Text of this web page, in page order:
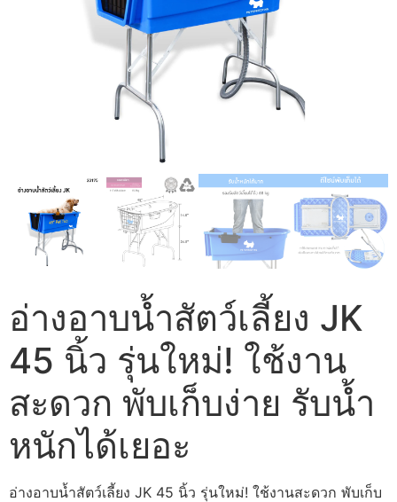
อ่างอาบน้ำสัตว์เลี้ยง JK
45 นิ้ว รุ่นใหม่! ใช้งาน
สะดวก พับเก็บง่าย รับน้ำ
หนักได้เยอะ
อ่างอาบน้ำสัตว์เลี้ยง JK 45 นิ้ว รุ่นใหม่! ใช้งานสะดวก พับเก็บ